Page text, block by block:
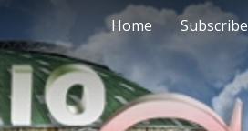
Home Subscribe